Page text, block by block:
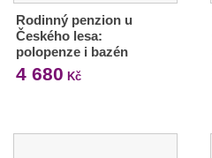
Rodinný penzion u
Českého lesa:
polopenze i bazén
4 680 Kč